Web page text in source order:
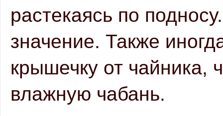
растекаясь по
значение. Также
крышечку от чайника,
влажную чабань.